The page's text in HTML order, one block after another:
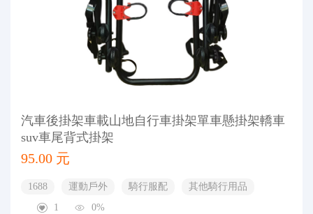
汽車後掛架車載山地自行車掛架單車懸掛架轎車
suv車尾背式掛架
95.00 元
1688 運動戶外 騎行服配
其他騎行用品
1
0%